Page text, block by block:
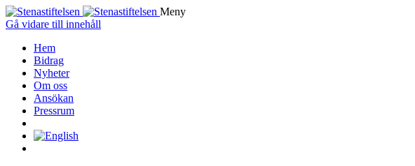
Meny
Gå vidare till innehåll
Hem
Bidrag
Nyheter
Om oss
Ansökan
Pressrum